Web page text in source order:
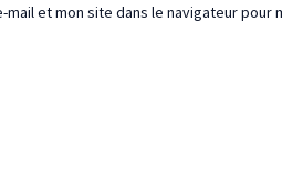
mail et mon site dans le navigateur pour